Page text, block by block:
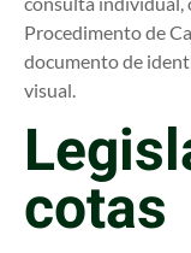
Procedimento de
documento de
visual.
cotas